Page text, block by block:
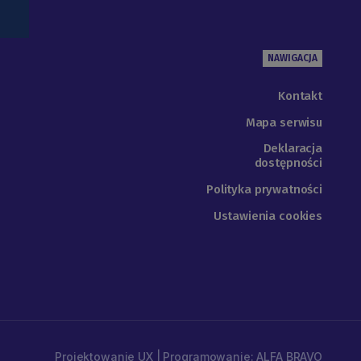
NAWIGACJA
Kontakt
Mapa serwisu
Deklaracja
dostępności
Polityka prywatności
Ustawienia cookies
Projektowanie UX | Programowanie: ALFA BRAVO